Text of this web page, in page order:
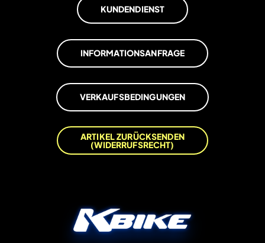
KUNDENDIENST
INFORMATIONSANFRAGE
VERKAUFSBEDINGUNGEN
ARTIKEL ZURÜCKSENDEN
(WIDERRUFSRECHT)